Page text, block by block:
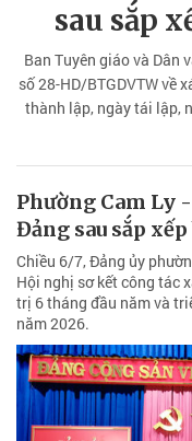
sau sắp
Ban Tuyên giáo và Dân
số 28-HD/BTGDVTW về
thành lập, ngày tái lập,
sau sắp xếp tổ
Phường Cam Ly
Đảng sau sắp
Chiều 6/7, Đảng ủy
Hội nghị sơ kết công tác
trị 6 tháng đầu năm và
năm 2026.